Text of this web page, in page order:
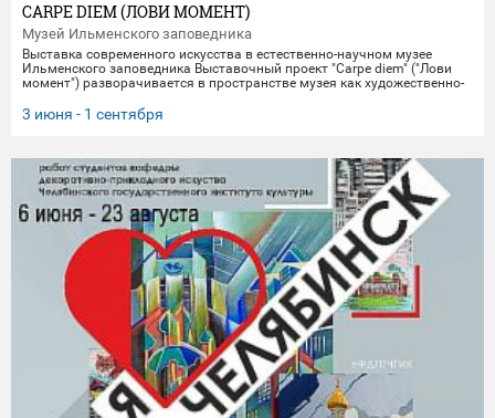
CARPE DIEM (ЛОВИ МОМЕНТ)
Музей Ильменского заповедника
Выставка современного искусства в естественно-научном музее
Ильменского заповедника Выставочный проект "Carpe diem" ("Лови
момент") разворачивается в пространстве музея как художественно-
Включая в себя элементы био-арта, академической точности и
концептуального искусства, экспозиция предлагает зрителю
одновременно в далекое прошлое Земли и в её цифровое будущее.
Белое, изо
3 июня - 1 сентября